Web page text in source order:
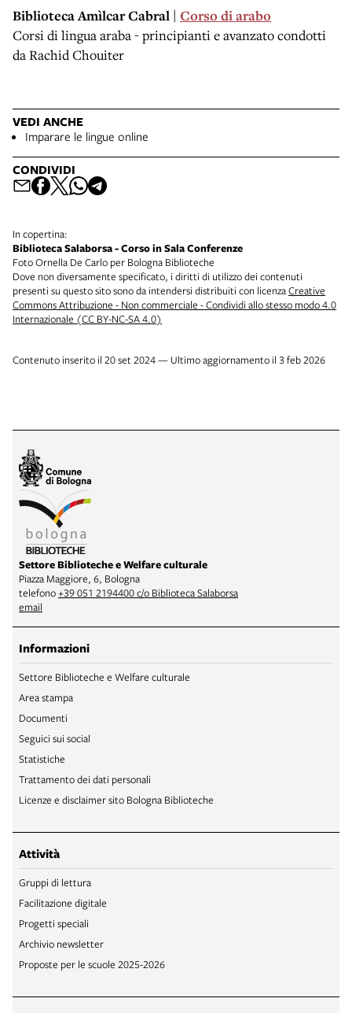
Biblioteca Amìlcar Cabral | Corso di arabo
Corsi di lingua araba - principianti e avanzato condotti
da Rachid Chouiter
VEDI ANCHE
Imparare le lingue online
CONDIVIDI
In copertina:
Biblioteca Salaborsa - Corso in Sala Conferenze
Foto Ornella De Carlo per Bologna Biblioteche
Dove non diversamente specificato, i diritti di utilizzo dei contenuti
presenti su questo sito sono da intendersi distribuiti con licenzaCreative
Commons Attribuzione - Non commerciale - Condividi allo stesso modo 4.0
Internazionale (CC BY-NC-SA 4.0)
Contenuto inserito il 20 set 2024 — Ultimo aggiornamento il 3 feb 2026
Settore Biblioteche e Welfare culturale
Piazza Maggiore, 6, Bologna
telefono+39 051 2194400 c/o Biblioteca Salaborsa
email
Informazioni
Settore Biblioteche e Welfare culturale
Area stampa
Documenti
Seguici sui social
Statistiche
Trattamento dei dati personali
Licenze e disclaimer sito Bologna Biblioteche
Attività
Gruppi di lettura
Facilitazione digitale
Progetti speciali
Archivio newsletter
Proposte per le scuole 2025-2026